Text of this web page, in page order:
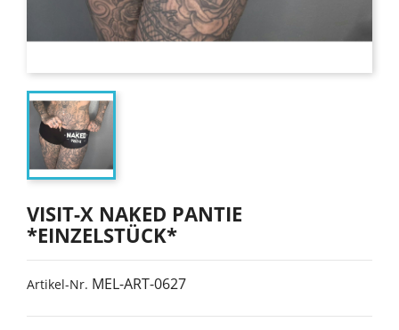
VISIT-X NAKED PANTIE
*EINZELSTÜCK*
Artikel-Nr. MEL-ART-0627